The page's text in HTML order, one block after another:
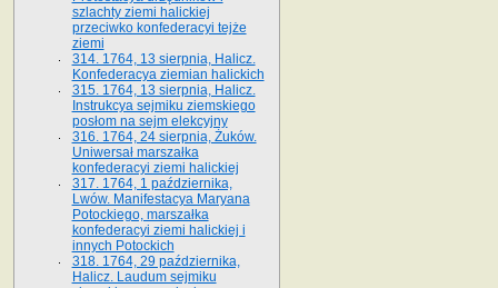
szlachty ziemi halickiej
przeciwko konfederacyi tejże
ziemi
314. 1764, 13 sierpnia, Halicz.
Konfederacya ziemian halickich
315. 1764, 13 sierpnia, Halicz.
Instrukcya sejmiku ziemskiego
posłom na sejm elekcyjny
316. 1764, 24 sierpnia, Żuków.
Uniwersał marszałka
konfederacyi ziemi halickiej
317. 1764, 1 października,
Lwów. Manifestacya Maryana
Potockiego, marszałka
konfederacyi ziemi halickiej i
innych Potockich
318. 1764, 29 października,
Halicz. Laudum sejmiku